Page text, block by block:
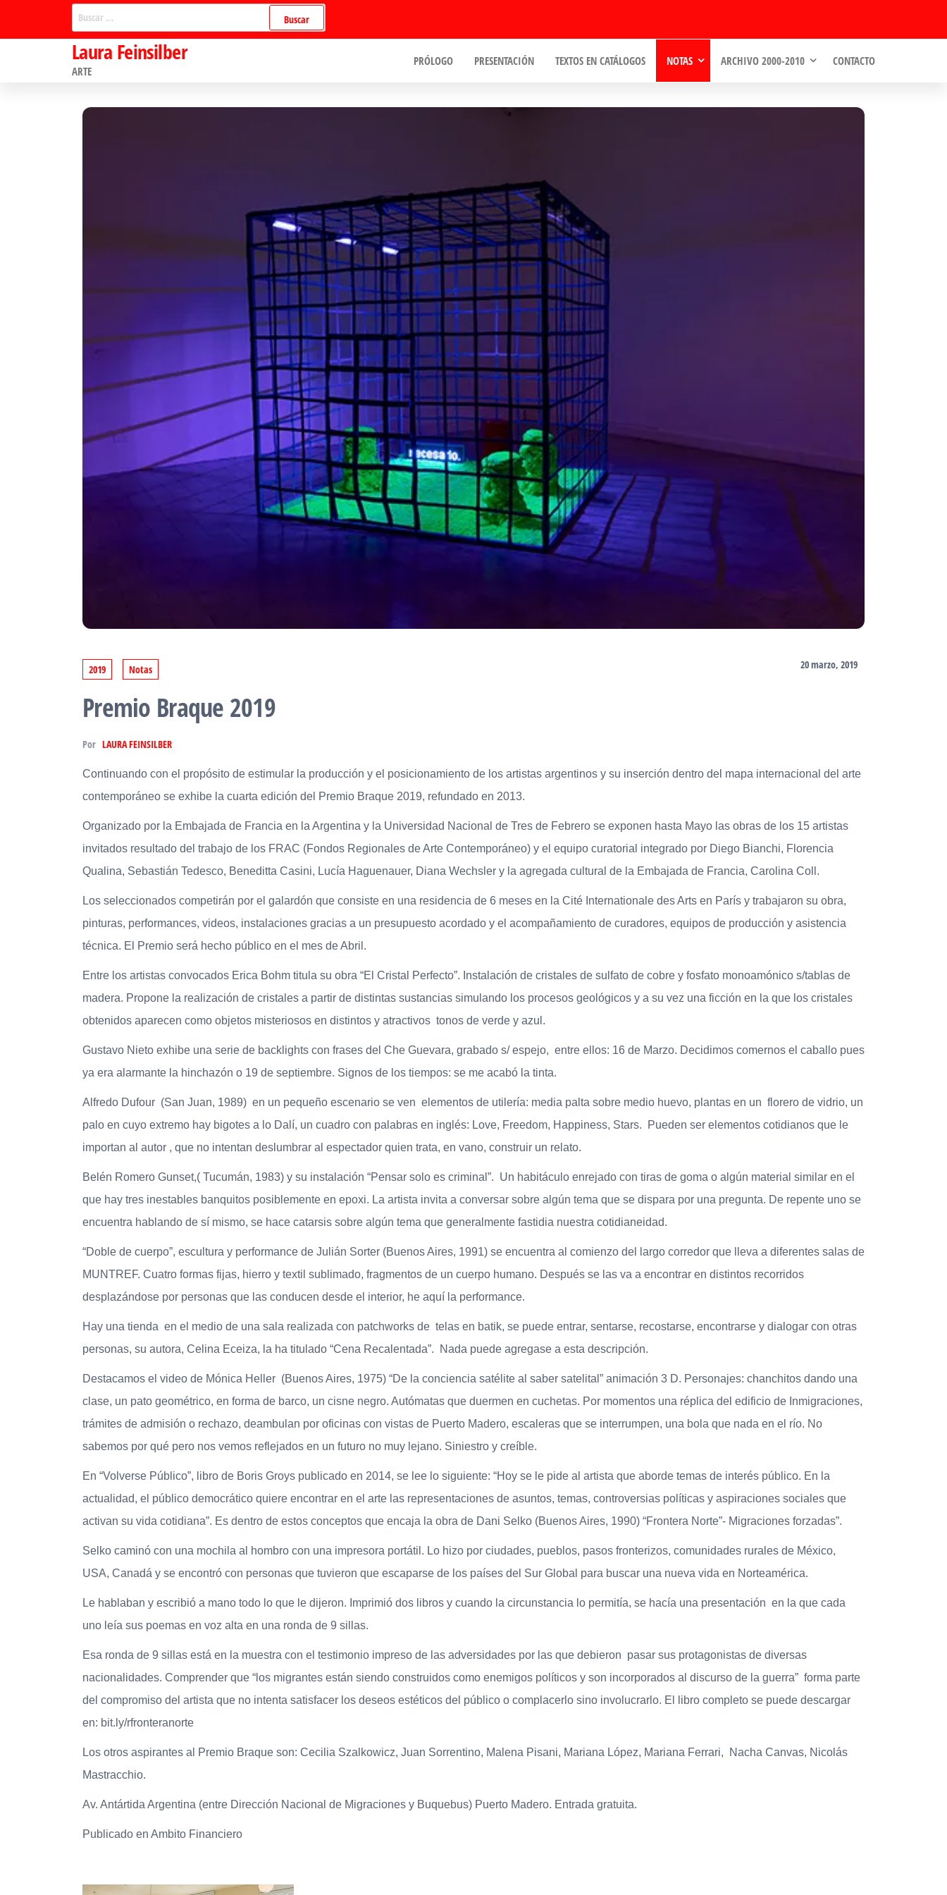
Laura Feinsilber
ARTE
PRÓLOGO PRESENTACIÓN TEXTOS EN CATÁLOGOS NOTAS ARCHIVO 2000-2010 CONTACTO
2019 Notas 20 marzo, 2019
Premio Braque 2019
Por LAURA FEINSILBER
Continuando con el propósito de estimular la producción y el posicionamiento de los artistas argentinos y su inserción dentro del mapa internacional del arte
contemporáneo se exhibe la cuarta edición del Premio Braque 2019, refundado en 2013.
Organizado por la Embajada de Francia en la Argentina y la Universidad Nacional de Tres de Febrero se exponen hasta Mayo las obras de los 15 artistas
invitados resultado del trabajo de los FRAC (Fondos Regionales de Arte Contemporáneo) y el equipo curatorial integrado por Diego Bianchi, Florencia
Qualina, Sebastián Tedesco, Beneditta Casini, Lucía Haguenauer, Diana Wechsler y la agregada cultural de la Embajada de Francia, Carolina Coll.
Los seleccionados competirán por el galardón que consiste en una residencia de 6 meses en la Cité Internationale des Arts en París y trabajaron su obra,
pinturas, performances, videos, instalaciones gracias a un presupuesto acordado y el acompañamiento de curadores, equipos de producción y asistencia
técnica. El Premio será hecho público en el mes de Abril.
Entre los artistas convocados Erica Bohm titula su obra “El Cristal Perfecto”. Instalación de cristales de sulfato de cobre y fosfato monoamónico s/tablas de
madera. Propone la realización de cristales a partir de distintas sustancias simulando los procesos geológicos y a su vez una ficción en la que los cristales
obtenidos aparecen como objetos misteriosos en distintos y atractivos tonos de verde y azul.
Gustavo Nieto exhibe una serie de backlights con frases del Che Guevara, grabado s/ espejo, entre ellos: 16 de Marzo. Decidimos comernos el caballo pues
ya era alarmante la hinchazón o 19 de septiembre. Signos de los tiempos: se me acabó la tinta.
Alfredo Dufour (San Juan, 1989) en un pequeño escenario se ven elementos de utilería: media palta sobre medio huevo, plantas en un florero de vidrio, un
palo en cuyo extremo hay bigotes a lo Dalí, un cuadro con palabras en inglés: Love, Freedom, Happiness, Stars. Pueden ser elementos cotidianos que le
importan al autor , que no intentan deslumbrar al espectador quien trata, en vano, construir un relato.
Belén Romero Gunset,( Tucumán, 1983) y su instalación “Pensar solo es criminal”. Un habitáculo enrejado con tiras de goma o algún material similar en el
que hay tres inestables banquitos posiblemente en epoxi. La artista invita a conversar sobre algún tema que se dispara por una pregunta. De repente uno se
encuentra hablando de sí mismo, se hace catarsis sobre algún tema que generalmente fastidia nuestra cotidianeidad.
“Doble de cuerpo”, escultura y performance de Julián Sorter (Buenos Aires, 1991) se encuentra al comienzo del largo corredor que lleva a diferentes salas de
MUNTREF. Cuatro formas fijas, hierro y textil sublimado, fragmentos de un cuerpo humano. Después se las va a encontrar en distintos recorridos
desplazándose por personas que las conducen desde el interior, he aquí la performance.
Hay una tienda en el medio de una sala realizada con patchworks de telas en batik, se puede entrar, sentarse, recostarse, encontrarse y dialogar con otras
personas, su autora, Celina Eceiza, la ha titulado “Cena Recalentada”. Nada puede agregase a esta descripción.
Destacamos el video de Mónica Heller (Buenos Aires, 1975) “De la conciencia satélite al saber satelital” animación 3 D. Personajes: chanchitos dando una
clase, un pato geométrico, en forma de barco, un cisne negro. Autómatas que duermen en cuchetas. Por momentos una réplica del edificio de Inmigraciones,
trámites de admisión o rechazo, deambulan por oficinas con vistas de Puerto Madero, escaleras que se interrumpen, una bola que nada en el río. No
sabemos por qué pero nos vemos reflejados en un futuro no muy lejano. Siniestro y creíble.
En “Volverse Público”, libro de Boris Groys publicado en 2014, se lee lo siguiente: “Hoy se le pide al artista que aborde temas de interés público. En la
actualidad, el público democrático quiere encontrar en el arte las representaciones de asuntos, temas, controversias políticas y aspiraciones sociales que
activan su vida cotidiana”. Es dentro de estos conceptos que encaja la obra de Dani Selko (Buenos Aires, 1990) “Frontera Norte”- Migraciones forzadas”.
Selko caminó con una mochila al hombro con una impresora portátil. Lo hizo por ciudades, pueblos, pasos fronterizos, comunidades rurales de México,
USA, Canadá y se encontró con personas que tuvieron que escaparse de los países del Sur Global para buscar una nueva vida en Norteamérica.
Le hablaban y escribió a mano todo lo que le dijeron. Imprimió dos libros y cuando la circunstancia lo permitía, se hacía una presentación en la que cada
uno leía sus poemas en voz alta en una ronda de 9 sillas.
Esa ronda de 9 sillas está en la muestra con el testimonio impreso de las adversidades por las que debieron pasar sus protagonistas de diversas
nacionalidades. Comprender que “los migrantes están siendo construidos como enemigos políticos y son incorporados al discurso de la guerra” forma parte
del compromiso del artista que no intenta satisfacer los deseos estéticos del público o complacerlo sino involucrarlo. El libro completo se puede descargar
en: bit.ly/rfronteranorte
Los otros aspirantes al Premio Braque son: Cecilia Szalkowicz, Juan Sorrentino, Malena Pisani, Mariana López, Mariana Ferrari, Nacha Canvas, Nicolás
Mastracchio.
Av. Antártida Argentina (entre Dirección Nacional de Migraciones y Buquebus) Puerto Madero. Entrada gratuita.
Publicado en Ambito Financiero